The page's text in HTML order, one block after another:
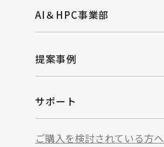
AI＆HPC事業部
提案事例
サポート
ご購入を検討されている方へ